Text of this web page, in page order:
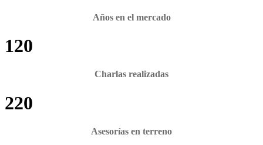
Años en el mercado
120
Charlas realizadas
220
Asesorías en terreno